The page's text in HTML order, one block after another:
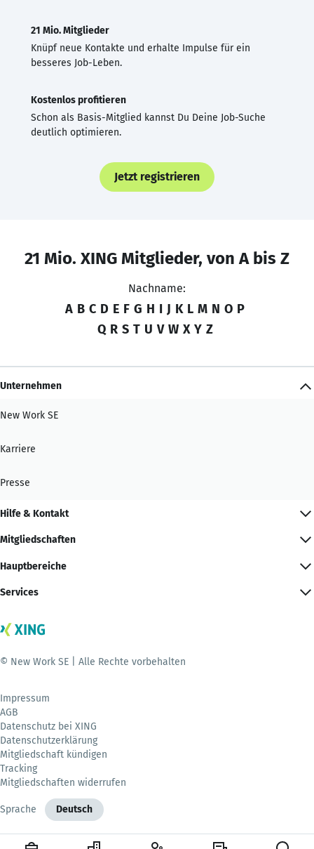
21 Mio. Mitglieder
Knüpf neue Kontakte und erhalte Impulse für ein
besseres Job-Leben.
Kostenlos profitieren
Schon als Basis-Mitglied kannst Du Deine Job-Suche
deutlich optimieren.
Jetzt registrieren
21 Mio. XING Mitglieder, von A bis Z
Nachname:
A B C D E F G H I J K L M N O P
Q R S T U V W X Y Z
Unternehmen
New Work SE
Karriere
Presse
Hilfe & Kontakt
Mitgliedschaften
Hauptbereiche
Services
© New Work SE | Alle Rechte vorbehalten
Impressum
AGB
Datenschutz bei XING
Datenschutzerklärung
Mitgliedschaft kündigen
Tracking
Mitgliedschaften widerrufen
Sprache Deutsch